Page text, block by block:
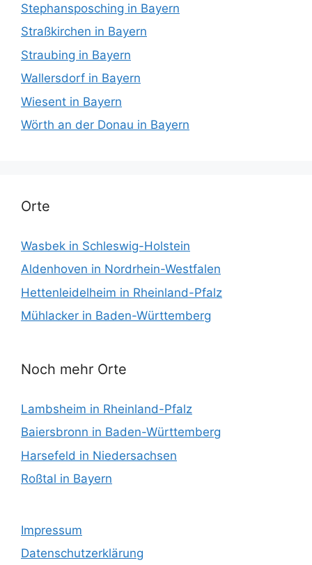
Stephansposching in Bayern
Straßkirchen in Bayern
Straubing in Bayern
Wallersdorf in Bayern
Wiesent in Bayern
Wörth an der Donau in Bayern
Orte
Wasbek in Schleswig-Holstein
Aldenhoven in Nordrhein-Westfalen
Hettenleidelheim in Rheinland-Pfalz
Mühlacker in Baden-Württemberg
Noch mehr Orte
Lambsheim in Rheinland-Pfalz
Baiersbronn in Baden-Württemberg
Harsefeld in Niedersachsen
Roßtal in Bayern
Impressum
Datenschutzerklärung